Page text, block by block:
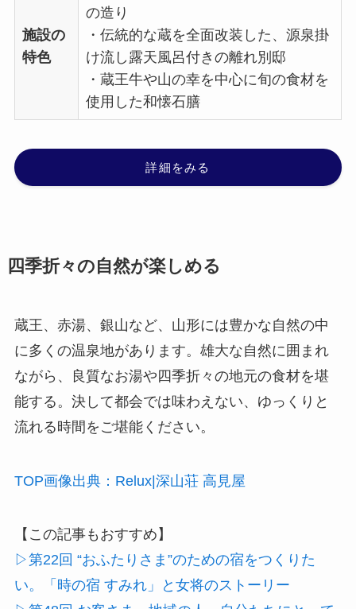
施設の
特色
の造り
・伝統的な蔵を全面改装した、源泉掛
け流し露天風呂付きの離れ別邸
・蔵王牛や山の幸を中心に旬の食材を
使用した和懐石膳
詳細をみる
四季折々の自然が楽しめる
蔵王、赤湯、銀山など、山形には豊かな自然の中
に多くの温泉地があります。雄大な自然に囲まれ
ながら、良質なお湯や四季折々の地元の食材を堪
能する。決して都会では味わえない、ゆっくりと
流れる時間をご堪能ください。
TOP画像出典：Relux|深山荘 高見屋
【この記事もおすすめ】
▷第22回 “おふたりさま”のための宿をつくりた
い。「時の宿 すみれ」と女将のストーリー